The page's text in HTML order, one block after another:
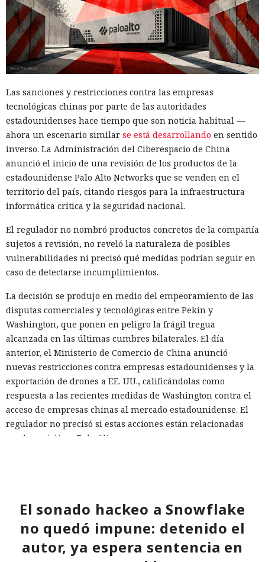
Las sanciones y restricciones contra las empresas
tecnológicas chinas por parte de las autoridades
estadounidenses hace tiempo que son noticia habitual —
ahora un escenario similar se está desarrollando en sentido
inverso. La Administración del Ciberespacio de China
anunció el inicio de una revisión de los productos de la
estadounidense Palo Alto Networks que se venden en el
territorio del país, citando riesgos para la infraestructura
informática crítica y la seguridad nacional.
El regulador no nombró productos concretos de la compañía
sujetos a revisión, no reveló la naturaleza de posibles
vulnerabilidades ni precisó qué medidas podrían seguir en
caso de detectarse incumplimientos.
La decisión se produjo en medio del empeoramiento de las
disputas comerciales y tecnológicas entre Pekín y
Washington, que ponen en peligro la frágil tregua
alcanzada en las últimas cumbres bilaterales. El día
anterior, el Ministerio de Comercio de China anunció
nuevas restricciones contra empresas estadounidenses y la
exportación de drones a EE. UU., calificándolas como
respuesta a las recientes medidas de Washington contra el
acceso de empresas chinas al mercado estadounidense. El
regulador no precisó si estas acciones están relacionadas
con la revisión a Palo Alto.
estadounidenses e israelíes de soluciones de
por cierto, se especializa en protección de redes y en la
nube, y tiene oficinas en Pekín, Shanghái, Cantón,
El sonado hackeo a Snowflake
no quedó impune: detenido el
autor, ya espera sentencia en